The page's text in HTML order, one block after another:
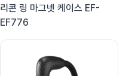
리콘 링 마그넷 케이스 EF-
EF776